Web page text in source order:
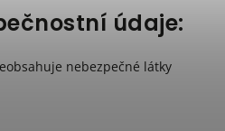
údaje:
nebezpečné látky